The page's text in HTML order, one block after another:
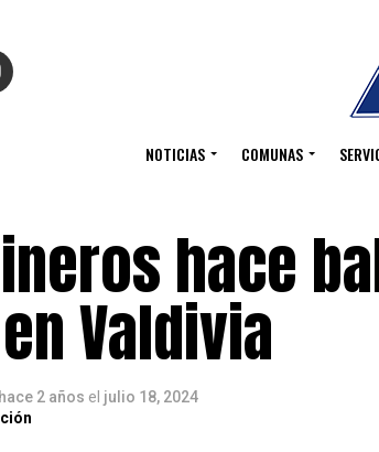
NOTICIAS COMUNAS
hace
Valdivia
hace 2 años el julio 18, 2024